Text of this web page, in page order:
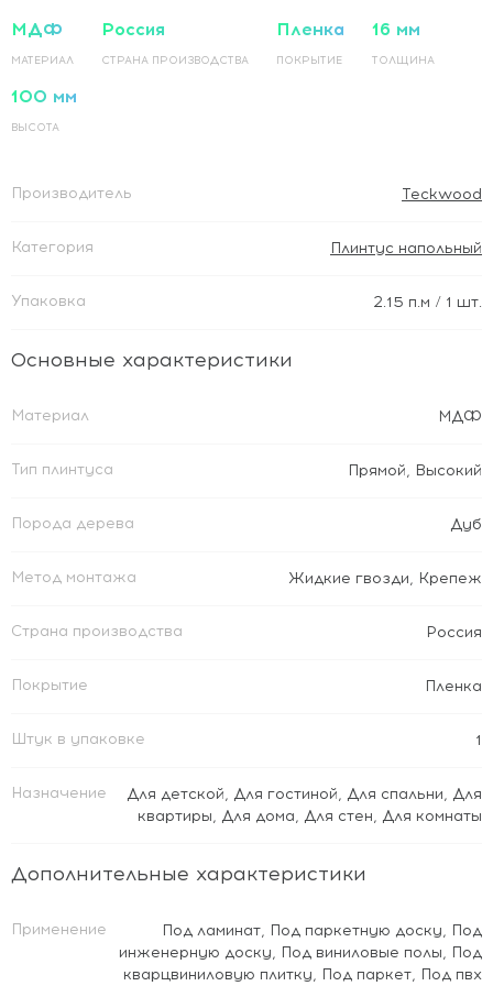
МДФ
МАТЕРИАЛ
Россия
СТРАНА ПРОИЗВОДСТВА
Пленка
ПОКРЫТИЕ
16 мм
ТОЛЩИНА
100 мм
ВЫСОТА
Производитель Teckwood
Категория Плинтус напольный
Упаковка 2.15 п.м / 1 шт.
Основные характеристики
Материал МДФ
Тип плинтуса Прямой, Высокий
Порода дерева Дуб
Метод монтажа Жидкие гвозди, Крепеж
Страна производства Россия
Покрытие Пленка
Штук в упаковке 1
Назначение Для детской, Для гостиной, Для спальни, Для
квартиры, Для дома, Для стен, Для комнаты
Дополнительные характеристики
Применение Под ламинат, Под паркетную доску, Под
инженерную доску, Под виниловые полы, Под
кварцвиниловую плитку, Под паркет, Под пвх